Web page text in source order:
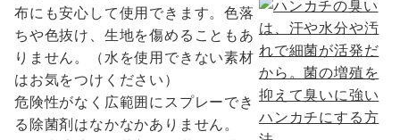
布にも安心して使用できます。色落
ちや色抜け、生地を傷めることもあ
りません。（水を使用できない素材
はお気をつけください）
危険性がなく広範囲にスプレーでき
る除菌剤はなかなかありません。